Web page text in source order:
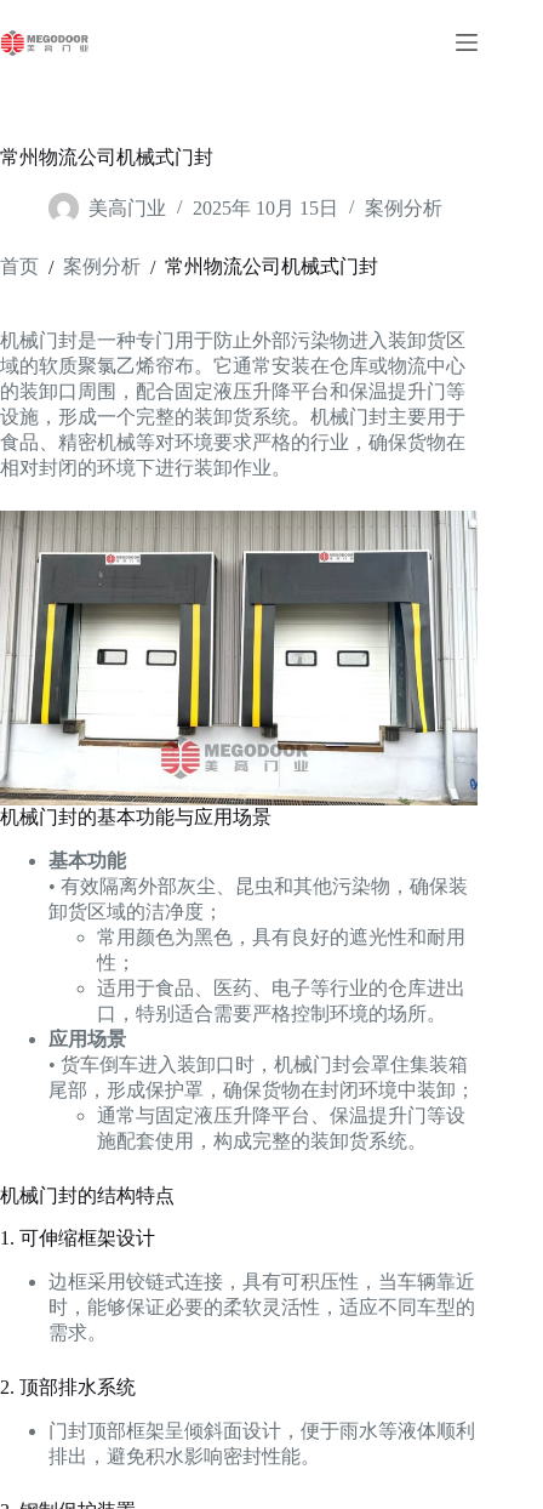
至
内
常州物流公司机械式门封
美高门业 2025年 10月 15日 案例分析
首页 / 案例分析 / 常州物流公司机械式门封
机械门封是一种专门用于防止外部污染物进入装卸货区
域的软质聚氯乙烯帘布。它通常安装在仓库或物流中心
的装卸口周围，配合固定液压升降平台和保温提升门等
设施，形成一个完整的装卸货系统。机械门封主要用于
食品、精密机械等对环境要求严格的行业，确保货物在
相对封闭的环境下进行装卸作业。
机械门封的基本功能与应用场景
基本功能
• 有效隔离外部灰尘、昆虫和其他污染物，确保装
卸货区域的洁净度；
常用颜色为黑色，具有良好的遮光性和耐用
性；
适用于食品、医药、电子等行业的仓库进出
口，特别适合需要严格控制环境的场所。
应用场景
• 货车倒车进入装卸口时，机械门封会罩住集装箱
尾部，形成保护罩，确保货物在封闭环境中装卸；
通常与固定液压升降平台、保温提升门等设
施配套使用，构成完整的装卸货系统。
机械门封的结构特点
1. 可伸缩框架设计
边框采用铰链式连接，具有可积压性，当车辆靠近
时，能够保证必要的柔软灵活性，适应不同车型的
需求。
2. 顶部排水系统
门封顶部框架呈倾斜面设计，便于雨水等液体顺利
排出，避免积水影响密封性能。